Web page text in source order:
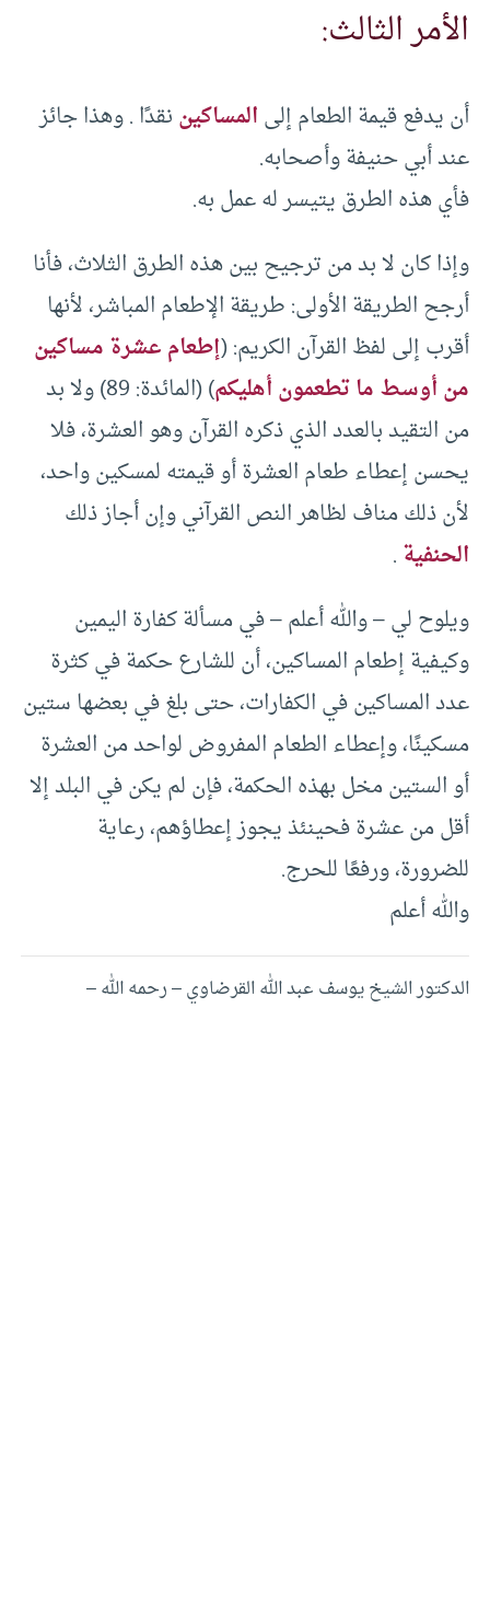
الأمر الثالث:
أن يدفع قيمة الطعام إلىالمساكيننقدًا . وهذا جائز
عند أبي حنيفة وأصحابه.
فأي هذه الطرق يتيسر له عمل به.
وإذا كان لا بد من ترجيح بين هذه الطرق الثلاث، فأنا
أرجح الطريقة الأولى: طريقة الإطعام المباشر، لأنها
أقرب إلى لفظ القرآن الكريم: (إطعام عشرة مساكين
من أوسط ما تطعمون أهليكم
) (المائدة: 89) ولا بد
من التقيد بالعدد الذي ذكره القرآن وهو العشرة، فلا
يحسن إعطاء طعام العشرة أو قيمته لمسكين واحد،
لأن ذلك مناف لظاهر النص القرآني وإن أجاز ذلك
الحنفية.
ويلوح لي – والله أعلم – في مسألة كفارة اليمين
وكيفية إطعام المساكين، أن للشارع حكمة في كثرة
عدد المساكين في الكفارات، حتى بلغ في بعضها ستين
مسكينًا، وإعطاء الطعام المفروض لواحد من العشرة
أو الستين مخل بهذه الحكمة، فإن لم يكن في البلد إلا
أقل من عشرة فحينئذ يجوز إعطاؤهم، رعاية
للضرورة، ورفعًا للحرج.
والله أعلم
الدكتور الشيخ يوسف عبد الله القرضاوي – رحمه الله –